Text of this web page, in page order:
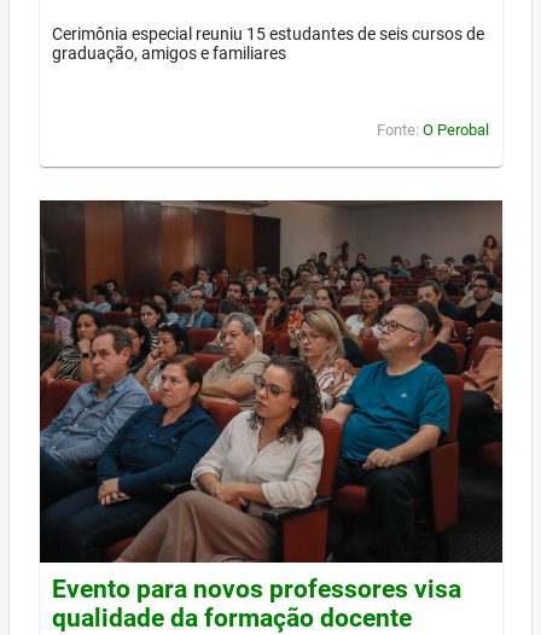
Cerimônia especial reuniu 15 estudantes de seis cursos de
graduação, amigos e familiares
Fonte: O Perobal
Evento para novos professores visa
qualidade da formação docente